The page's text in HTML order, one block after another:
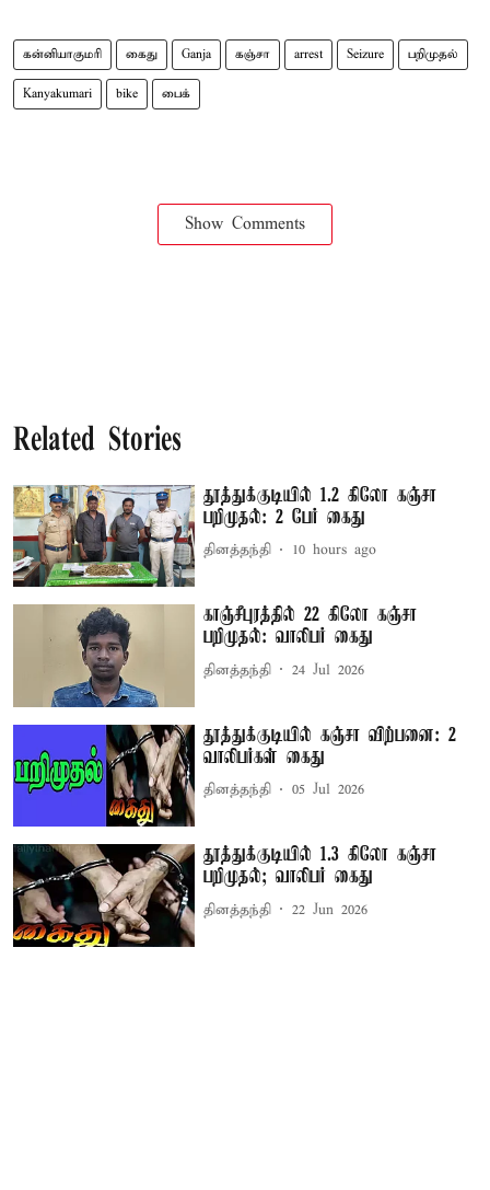
கன்னியாகுமரி கைது Ganja கஞ்சா arrest Seizure பறிமுதல்
Kanyakumari bike பைக்
Show Comments
Related Stories
தூத்துக்குடியில் 1.2 கிலோ கஞ்சா
பறிமுதல்: 2 பேர் கைது
தினத்தந்தி 10 hours ago
காஞ்சீபுரத்தில் 22 கிலோ கஞ்சா
பறிமுதல்: வாலிபர் கைது
தினத்தந்தி 24 Jul 2026
தூத்துக்குடியில் கஞ்சா விற்பனை: 2
வாலிபர்கள் கைது
தினத்தந்தி 05 Jul 2026
தூத்துக்குடியில் 1.3 கிலோ கஞ்சா
பறிமுதல்; வாலிபர் கைது
தினத்தந்தி 22 Jun 2026